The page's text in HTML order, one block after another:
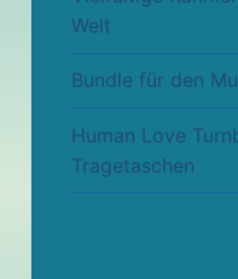
Welt
Bundle für den
Human Love
Tragetaschen